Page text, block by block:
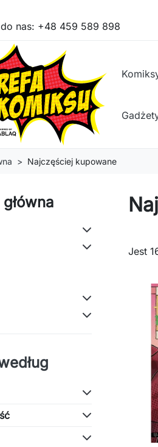
nas: +48 459 589 898
Najczęściej kupowane
Jest